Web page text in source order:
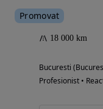
Promovat
18 000 km
Bucuresti
Profesionist •